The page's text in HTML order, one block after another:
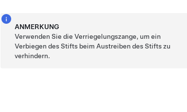
ANMERKUNG
Verwenden Sie die Verriegelungszange, um ein
Verbiegen des Stifts beim Austreiben des Stifts zu
verhindern.